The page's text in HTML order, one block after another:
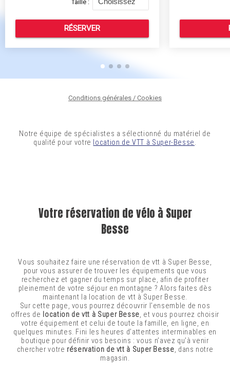
Notre équipe de spécialistes a sélectionné du matériel de
qualité pour votre location de VTT à Super-Besse.
Votre réservation de vélo à Super
Besse
Vous souhaitez faire une réservation de vtt à Super Besse,
pour vous assurer de trouver les équipements que vous
recherchez et gagner du temps sur place, afin de profiter
pleinement de votre séjour en montagne ? Alors faites dès
maintenant la location de vtt à Super Besse.
Sur cette page, vous pourrez découvrir l’ensemble de nos
offres de location de vtt à Super Besse, et vous pourrez choisir
votre équipement et celui de toute la famille, en ligne, en
quelques minutes. Fini les heures d’attentes interminables en
boutique pour définir vos besoins : vous n’avez qu’à venir
chercher votre réservation de vtt à Super Besse, dans notre
magasin.